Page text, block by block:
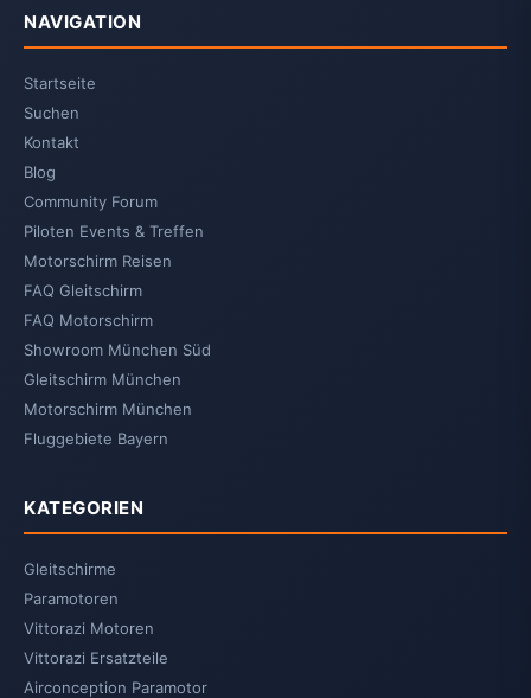
NAVIGATION
Startseite
Suchen
Kontakt
Blog
Community Forum
Piloten Events & Treffen
Motorschirm Reisen
FAQ Gleitschirm
FAQ Motorschirm
Showroom München Süd
Gleitschirm München
Motorschirm München
Fluggebiete Bayern
KATEGORIEN
Gleitschirme
Paramotoren
Vittorazi Motoren
Vittorazi Ersatzteile
Airconception Paramotor